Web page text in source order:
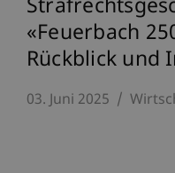
«Feuerbach
Rückblick und
03. Juni 2025